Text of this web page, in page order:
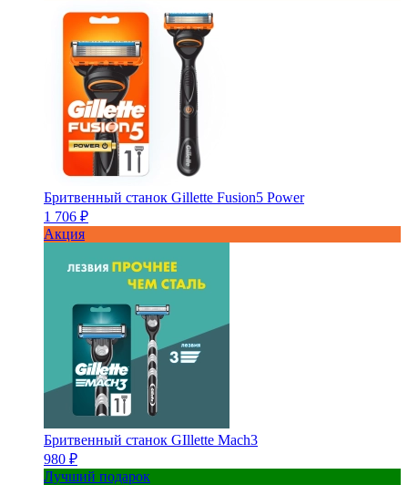
Бритвенный станок Gillette Fusion5 Power
1 706 ₽
Акция
Бритвенный станок GIllette Mach3
980 ₽
Лучший подарок